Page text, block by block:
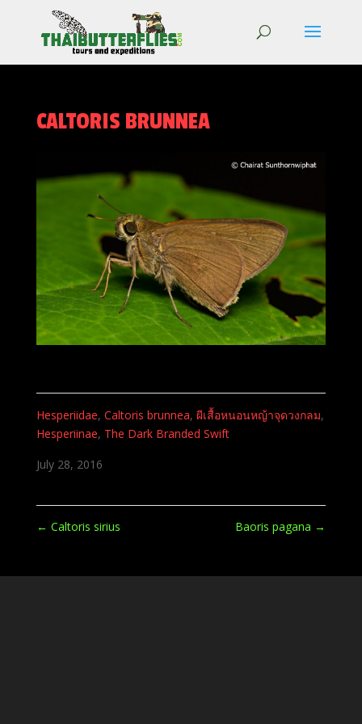
CALTORIS BRUNNEA
Hesperiidae, Caltoris brunnea, ผีเสื้อหนอนหญ้าจุดวงกลม,
Hesperiinae, The Dark Branded Swift
July 28, 2016
← Caltoris sirius Baoris pagana →